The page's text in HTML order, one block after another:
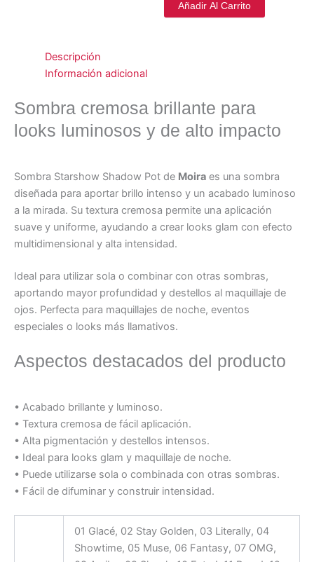
Añadir Al Carrito
Descripción
Información adicional
Sombra cremosa brillante para
looks luminosos y de alto impacto
Sombra Starshow Shadow Pot de Moira es una sombra
diseñada para aportar brillo intenso y un acabado luminoso
a la mirada. Su textura cremosa permite una aplicación
suave y uniforme, ayudando a crear looks glam con efecto
multidimensional y alta intensidad.
Ideal para utilizar sola o combinar con otras sombras,
aportando mayor profundidad y destellos al maquillaje de
ojos. Perfecta para maquillajes de noche, eventos
especiales o looks más llamativos.
Aspectos destacados del producto
• Acabado brillante y luminoso.
• Textura cremosa de fácil aplicación.
• Alta pigmentación y destellos intensos.
• Ideal para looks glam y maquillaje de noche.
• Puede utilizarse sola o combinada con otras sombras.
• Fácil de difuminar y construir intensidad.
01 Glacé, 02 Stay Golden, 03 Literally, 04
Showtime, 05 Muse, 06 Fantasy, 07 OMG,